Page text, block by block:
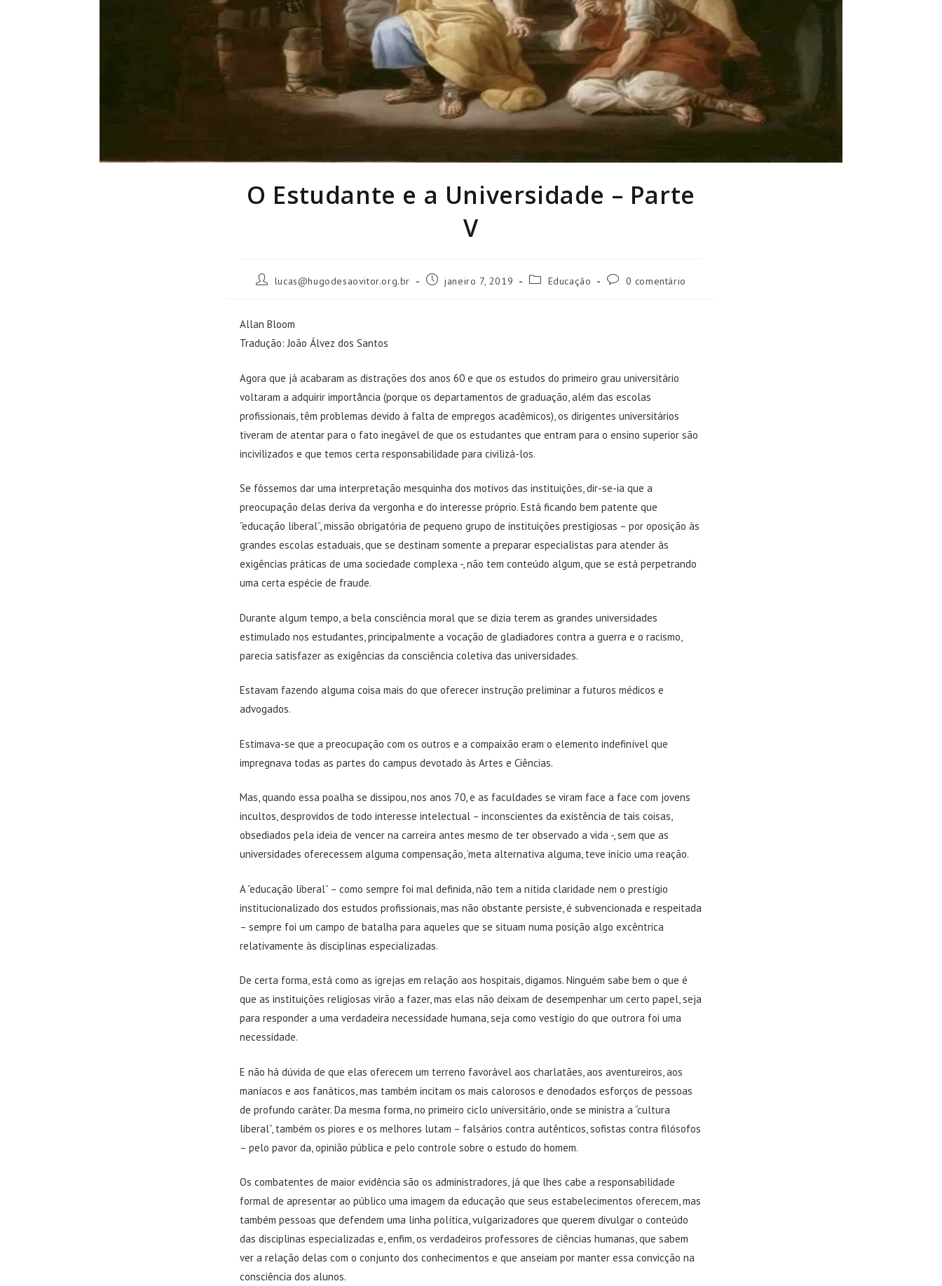
O Estudante e a Universidade – Parte
V
Autorlucas@hugodesaovitor.org.br
Postjaneiro 7, 2019
Categoria
Educação
Comentários
0 comentário
Allan Bloom
Tradução: João Álvez dos Santos
Agora que já acabaram as distrações dos anos 60 e que os estudos do primeiro grau universitário
voltaram a adquirir importância (porque os departamentos de graduação, além das escolas
profissionais, têm problemas devido à falta de empregos acadêmicos), os dirigentes universitários
tiveram de atentar para o fato inegável de que os estudantes que entram para o ensino superior são
incivilizados e que temos certa responsabilidade para civilizá-los.
Se fôssemos dar uma interpretação mesquinha dos motivos das instituições, dir-se-ia que a
preocupação delas deriva da vergonha e do interesse próprio. Está ficando bem patente que
”educação liberal”, missão obrigatória de pequeno grupo de instituições prestigiosas – por oposição às
grandes escolas estaduais, que se destinam somente a preparar especialistas para atender às
exigências práticas de uma sociedade complexa -, não tem conteúdo algum, que se está perpetrando
uma certa espécie de fraude.
Durante algum tempo, a bela consciência moral que se dizia terem as grandes universidades
estimulado nos estudantes, principalmente a vocação de gladiadores contra a guerra e o racismo,
parecia satisfazer as exigências da consciência coletiva das universidades.
Estavam fazendo alguma coisa mais do que oferecer instrução preliminar a futuros médicos e
advogados.
Estimava-se que a preocupação com os outros e a compaixão eram o elemento indefinível que
impregnava todas as partes do campus devotado às Artes e Ciências.
Mas, quando essa poalha se dissipou, nos anos 70, e as faculdades se viram face a face com jovens
incultos, desprovidos de todo interesse intelectual – inconscientes da existência de tais coisas,
obsediados pela ideia de vencer na carreira antes mesmo de ter observado a vida -, sem que as
universidades oferecessem alguma compensação, ‘meta alternativa alguma, teve início uma reação.
A ”educação liberal” – como sempre foi mal definida, não tem a nítida claridade nem o prestígio
institucionalizado dos estudos profissionais, mas não obstante persiste, é subvencionada e respeitada
– sempre foi um campo de batalha para aqueles que se situam numa posição algo excêntrica
relativamente às disciplinas especializadas.
De certa forma, está como as igrejas em relação aos hospitais, digamos. Ninguém sabe bem o que é
que as instituições religiosas virão a fazer, mas elas não deixam de desempenhar um certo papel, seja
para responder a uma verdadeira necessidade humana, seja como vestígio do que outrora foi uma
necessidade.
E não há dúvida de que elas oferecem um terreno favorável aos charlatães, aos aventureiros, aos
maníacos e aos fanáticos, mas também incitam os mais calorosos e denodados esforços de pessoas
de profundo caráter. Da mesma forma, no primeiro ciclo universitário, onde se ministra a “cultura
liberal”, também os piores e os melhores lutam – falsários contra autênticos, sofistas contra filósofos
– pelo pavor da, opinião pública e pelo controle sobre o estudo do homem.
Os combatentes de maior evidência são os administradores, já que lhes cabe a responsabilidade
formal de apresentar ao público uma imagem da educação que seus estabelecimentos oferecem, mas
também pessoas que defendem uma linha política, vulgarizadores que querem divulgar o conteúdo
das disciplinas especializadas e, enfim, os verdadeiros professores de ciências humanas, que sabem
ver a relação delas com o conjunto dos conhecimentos e que anseiam por manter essa convicção na
consciência dos alunos.